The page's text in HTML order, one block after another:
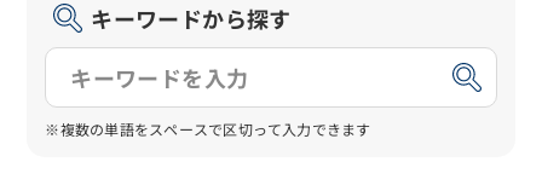
キーワードから探す
※複数の単語をスペースで区切って入力できます